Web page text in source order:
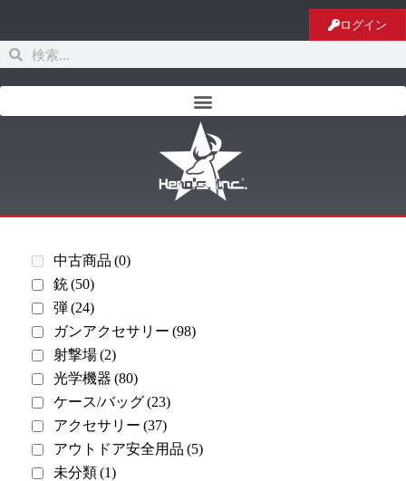
ログイン
中古商品 (0)
銃(50)
弾(24)
ガンアクセサリー (98)
射撃場(2)
光学機器 (80)
ケース/バッグ(23)
アクセサリー (37)
アウトドア安全用品 (5)
未分類(1)